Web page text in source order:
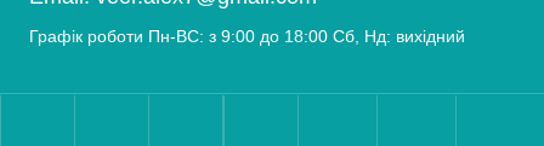
Графік роботи Пн-ВС: з 9:00 до 18:00 Сб, Нд: вихідний